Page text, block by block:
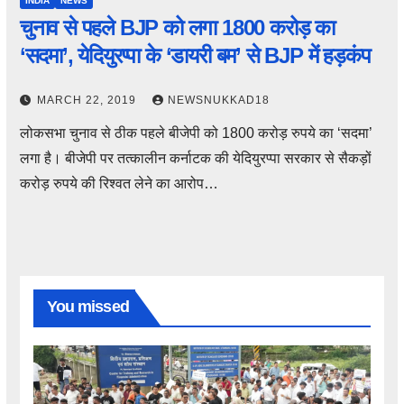
चुनाव से पहले BJP को लगा 1800 करोड़ का
‘सदमा’, येदियुरप्पा के ‘डायरी बम’ से BJP में हड़कंप
MARCH 22, 2019 NEWSNUKKAD18
लोकसभा चुनाव से ठीक पहले बीजेपी को 1800 करोड़ रुपये का ‘सदमा’
लगा है। बीजेपी पर तत्कालीन कर्नाटक की येदियुरप्पा सरकार से सैकड़ों
करोड़ रुपये की रिश्वत लेने का आरोप…
You missed